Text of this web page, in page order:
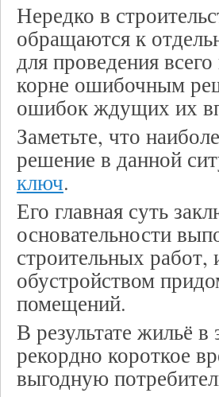
Нередко в
обращаются к
для проведения
корне ошибочным
ошибок ждущих их
Заметьте, что
решение в данной
ключ.
Его главная суть
основательности
строительных
обустройством
помещений.
В результате жильё в
рекордно короткое
выгодную